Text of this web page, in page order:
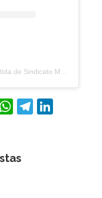
Una publicación compartida de Sindicato Médico Andaluz (@smandaluz)
WhatsApp